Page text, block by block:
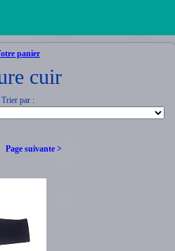
panier
cuir
Trier par :
Page suivante >